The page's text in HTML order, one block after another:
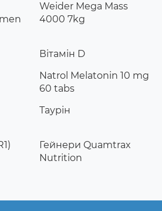
Weider Mega Mass
4000 7kg
Вітамін D
Natrol Melatonin 10 mg
60 tabs
Таурін
Гейнери Quamtrax
Nutrition